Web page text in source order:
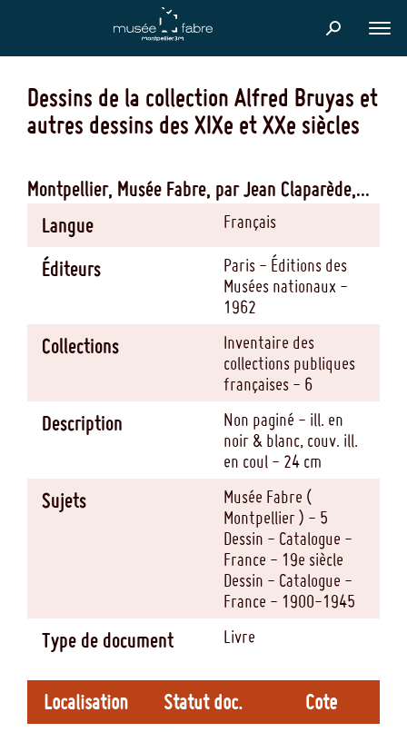
principal
Dessins de la collection Alfred Bruyas et
autres dessins des XIXe et XXe siècles
Montpellier, Musée Fabre, par Jean Claparède,...
Langue
Français
Éditeurs
Paris - Éditions des
Musées nationaux -
1962
Collections
Inventaire des
collections publiques
françaises - 6
Description
Non paginé - ill. en
noir & blanc, couv. ill.
en coul - 24 cm
Sujets
Musée Fabre (
Montpellier ) - 5
Dessin - Catalogue -
France - 19e siècle
Dessin - Catalogue -
France - 1900-1945
Type de document Livre
Localisation Statut doc. Cote